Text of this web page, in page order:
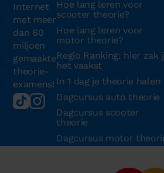
Internet
met meer
dan 60
miljoen
gemaakte
theorie-
examens!
Hoe lang leren voor
scooter theorie?
Hoe lang leren voor
motor theorie?
Regio Ranking: hier zak
het vaakst
In 1 dag je theorie halen
Dagcursus auto theorie
Dagcursus scooter
theorie
Dagcursus motor